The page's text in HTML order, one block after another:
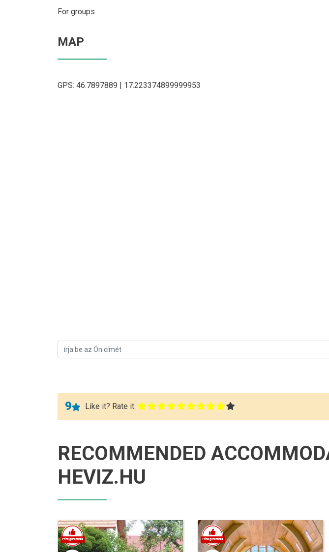
For groups
MAP
GPS: 46.7897889 | 17.223374899999953
9 Like it? Rate it:
RECOMMENDED
HEVIZ.HU